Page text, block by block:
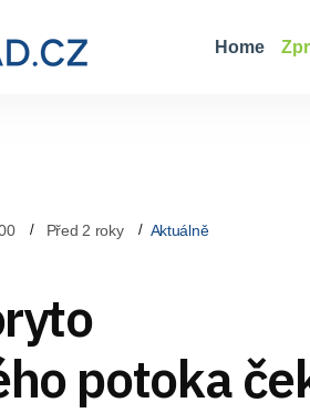
Home
Před 2 roky Aktuálně
potoka